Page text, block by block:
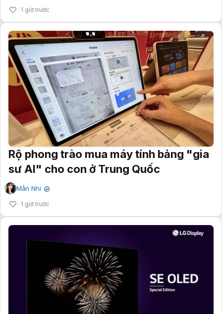
1 giờ trước
Rộ phong trào mua máy tính bảng "gia
sư AI" cho con ở Trung Quốc
Mẫn Nhi ✔
1 giờ trước